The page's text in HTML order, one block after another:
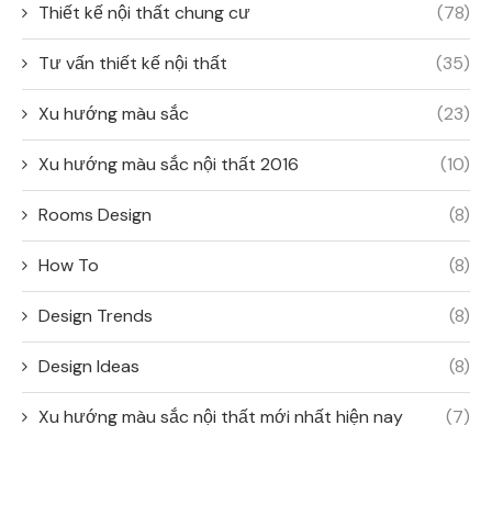
Thiết kế nội thất chung cư (78)
Tư vấn thiết kế nội thất (35)
Xu hướng màu sắc (23)
Xu hướng màu sắc nội thất 2016 (10)
Rooms Design (8)
How To (8)
Design Trends (8)
Design Ideas (8)
Xu hướng màu sắc nội thất mới nhất hiện nay (7)